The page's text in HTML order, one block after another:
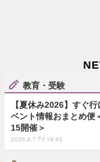
教育・受験
【夏休み2026】すぐ行
ベント情報おまとめ便
15開催＞
2026.8.7 Fri 19:45